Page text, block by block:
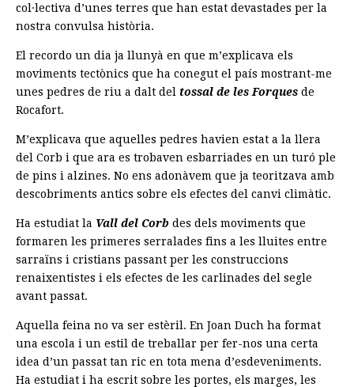
col·lectiva d’unes terres que han estat devastades per la
nostra convulsa història.
El recordo un dia ja llunyà en que m’explicava els
moviments tectònics que ha conegut el país mostrant-me
unes pedres de riu a dalt del tossal de les Forques de
Rocafort.
M’explicava que aquelles pedres havien estat a la llera
del Corb i que ara es trobaven esbarriades en un turó ple
de pins i alzines. No ens adonàvem que ja teoritzava amb
descobriments antics sobre els efectes del canvi climàtic.
Ha estudiat la Vall del Corb des dels moviments que
formaren les primeres serralades fins a les lluites entre
sarraïns i cristians passant per les construccions
renaixentistes i els efectes de les carlinades del segle
avant passat.
Aquella feina no va ser estèril. En Joan Duch ha format
una escola i un estil de treballar per fer-nos una certa
idea d’un passat tan ric en tota mena d’esdeveniments.
Ha estudiat i ha escrit sobre les portes, els marges, les